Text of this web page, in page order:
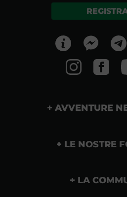
AVVENTURE
LE NOSTRE
LA